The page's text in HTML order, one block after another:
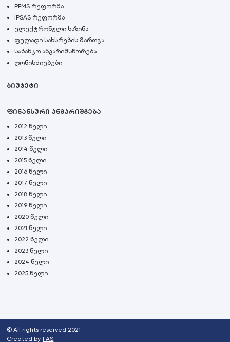
PFMS რეფორმა
IPSAS რეფორმა
ელექტრონული ხაზინა
ფულადი სახსრების მართვა
საბანკო ანგარიშსწორება
ღონისძიებები
ბიუჯეტი
ფინანსური ანგარიშგება
2012 წელი
2013 წელი
2014 წელი
2015 წელი
2016 წელი
2017 წელი
2018 წელი
2019 წელი
2020 წელი
2021 წელი
2022 წელი
2023 წელი
2024 წელი
2025 წელი
© All rights reserved 2021
Created by FAS